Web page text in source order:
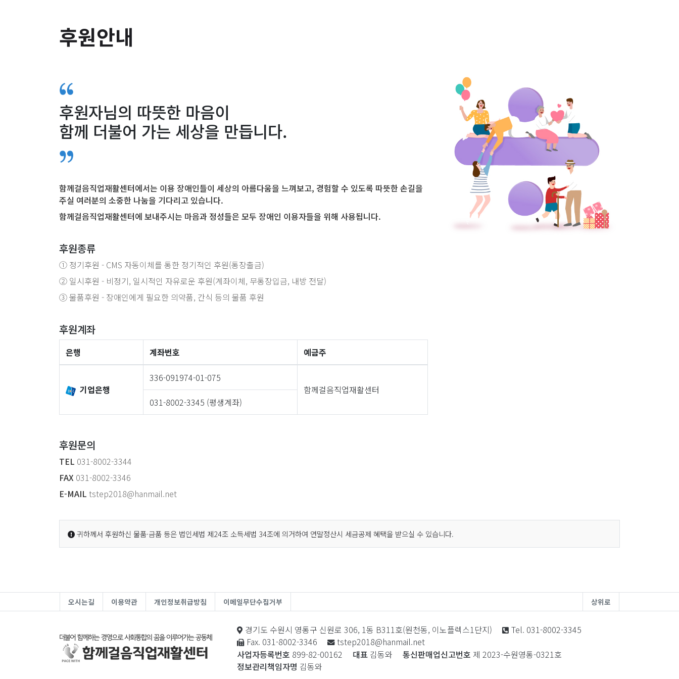
후원안내
후원자님의 따뜻한 마음이
함께 더불어 가는 세상을 만듭니다.
함께걸음직업재활센터에서는 이용 장애인들이 세상의 아름다움을 느껴보고, 경험할 수 있도록 따뜻한 손길을
주실 여러분의 소중한 나눔을 기다리고 있습니다.
함께걸음직업재활센터에 보내주시는 마음과 정성들은 모두 장애인 이용자들을 위해 사용됩니다.
후원종류
① 정기후원 - CMS 자동이체를 통한 정기적인 후원(통장출금)
② 일시후원 - 비정기, 일시적인 자유로운 후원(계좌이체, 무통장입금, 내방 전달)
③ 물품후원 - 장애인에게 필요한 의약품, 간식 등의 물품 후원
후원계좌
은행 계좌번호 예금주
기업은행
336-091974-01-075
함께걸음직업재활센터
031-8002-3345 (평생계좌)
후원문의
TEL 031-8002-3344
FAX 031-8002-3346
E-MAIL tstep2018@hanmail.net
귀하께서 후원하신 물품·금품 등은 법인세법 제24조 소득세법 34조에 의거하여 연말정산시 세금공제 혜택을 받으실 수 있습니다.
오시는길 이용약관 개인정보취급방침 이메일무단수집거부 상위로
경기도 수원시 영통구 신원로 306, 1동 B311호(원천동, 이노플렉스1단지)
Tel. 031-8002-3345
Fax. 031-8002-3346
tstep2018@hanmail.net
사업자등록번호 899-82-00162 대표 김동와 통신판매업신고번호 제 2023-수원영통-0321호
정보관리책임자명 김동와